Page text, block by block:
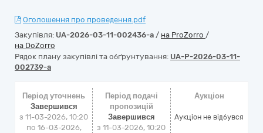
Оголошення про проведення.pdf
Закупівля: UA-2026-03-11-002436-a / на ProZorro /
на DoZorro
Рядок плану закупівлі та обґрунтування: UA-P-2026-03-11-
002739-a
Період уточнень
Завершився
з 11-03-2026, 10:20
по 16-03-2026,
Період подачі
пропозицій
Завершився
з 11-03-2026, 10:20
Аукціон
Аукціон не відбувся